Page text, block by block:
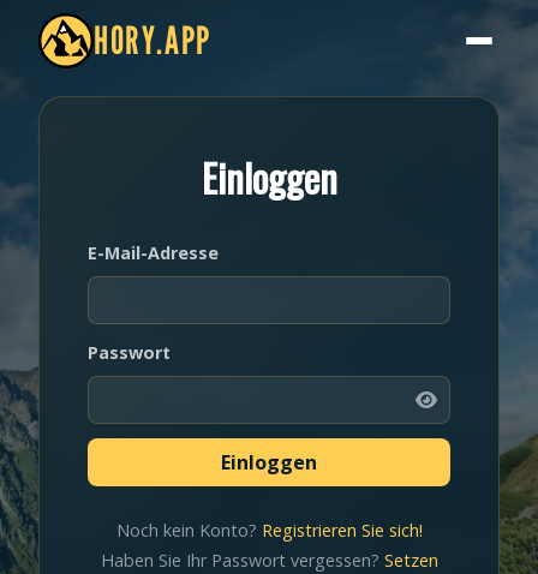
HORY.APP
Einloggen
E-Mail-Adresse
Passwort
Noch kein Konto? Registrieren Sie sich!
Haben Sie Ihr Passwort vergessen? Setzen